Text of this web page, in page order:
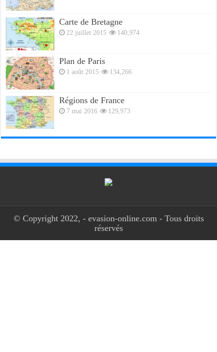
Carte de Bretagne
22 juillet 2015 140,974
Plan de Paris
1 août 2015 134,266
Régions de France
7 mai 2016 129,973
© Copyright 2022, - evasion-online.com - Tous droits
réservés